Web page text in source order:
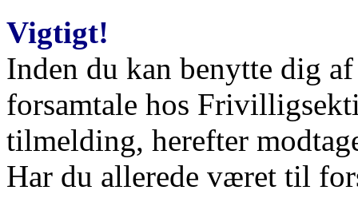
Vigtigt!
Inden du kan benytte dig
forsamtale hos
tilmelding, herefter
Har du allerede været til